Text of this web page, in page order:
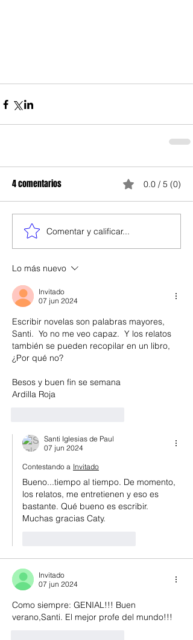
4 comentarios 0.0 / 5 (0)
Comentar y calificar...
Lo más nuevo
Invitado
07 jun 2024
Escribir novelas son palabras mayores,
Santi.  Yo no me veo capaz.  Y los relatos
también se pueden recopilar en un libro,
¿Por qué no?
Besos y buen fin se semana
Ardilla Roja
Santi Iglesias de Paul
07 jun 2024
Contestando a Invitado
Bueno...tiempo al tiempo. De momento,
los relatos, me entretienen y eso es
bastante. Qué bueno es escribir.
Muchas gracias Caty.
Invitado
07 jun 2024
Como siempre: GENIAL!!! Buen
verano,Santi. El mejor profe del mundo!!!